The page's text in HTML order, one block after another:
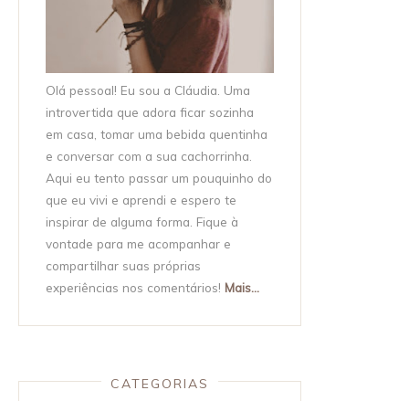
Olá pessoal! Eu sou a Cláudia. Uma
introvertida que adora ficar sozinha
em casa, tomar uma bebida quentinha
e conversar com a sua cachorrinha.
Aqui eu tento passar um pouquinho do
que eu vivi e aprendi e espero te
inspirar de alguma forma. Fique à
vontade para me acompanhar e
compartilhar suas próprias
experiências nos comentários! Mais...
CATEGORIAS